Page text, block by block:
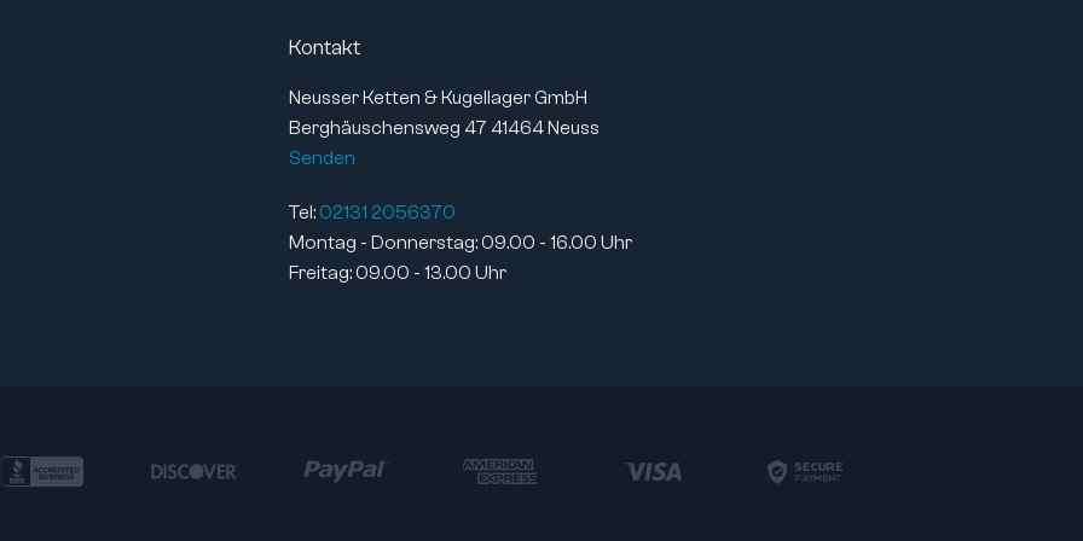
Wälzlagerstahl
Kontakt
Neusser Ketten & Kugellager GmbH
Berghäuschensweg 47 41464 Neuss
Senden
Tel: 02131 2056370
Montag - Donnerstag: 09.00 - 16.00 Uhr
Freitag: 09.00 - 13.00 Uhr